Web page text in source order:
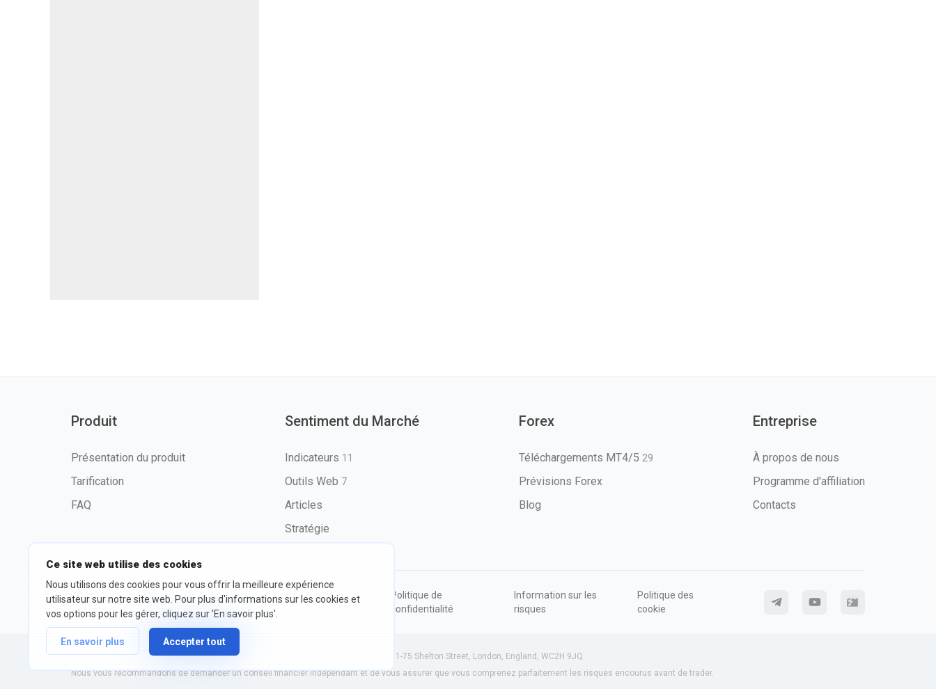
Ce site web utilise des cookies
Nous utilisons des cookies pour vous offrir la meilleure expérience
utilisateur sur notre site web. Pour plus d'informations sur les cookies et
vos options pour les gérer, cliquez sur 'En savoir plus'.
En savoir plus Accepter tout
Produit
Présentation du produit
Tarification
FAQ
Sentiment du Marché
Indicateurs 11
Outils Web 7
Articles
Stratégie
Forex
Téléchargements MT4/5 29
Prévisions Forex
Blog
Entreprise
À propos de nous
Programme d'affiliation
Contacts
©2026 fxssi.com Tous droits
réservés
Conditions
Politique de
confidentialité
Information sur les
risques
Politique des
cookie
Site Web exploité par FXSSI LTD Numéro d'enregistrement : 13534801 (Angleterre) | 71-75 Shelton Street, London, England, WC2H 9JQ
Nous vous recommandons de demander un conseil financier indépendant et de vous assurer que vous comprenez parfaitement les risques encourus avant de trader.